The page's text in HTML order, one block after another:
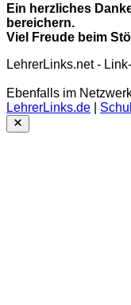
Ein herzliches
bereichern.
Viel Freude beim
LehrerLinks.net -
Ebenfalls im
LehrerLinks.de
Close